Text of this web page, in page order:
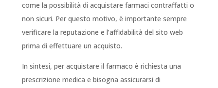
come la possibilità di acquistare farmaci contraffatti o
non sicuri. Per questo motivo, è importante sempre
verificare la reputazione e l’affidabilità del sito web
prima di effettuare un acquisto.
In sintesi, per acquistare il farmaco è richiesta una
prescrizione medica e bisogna assicurarsi di